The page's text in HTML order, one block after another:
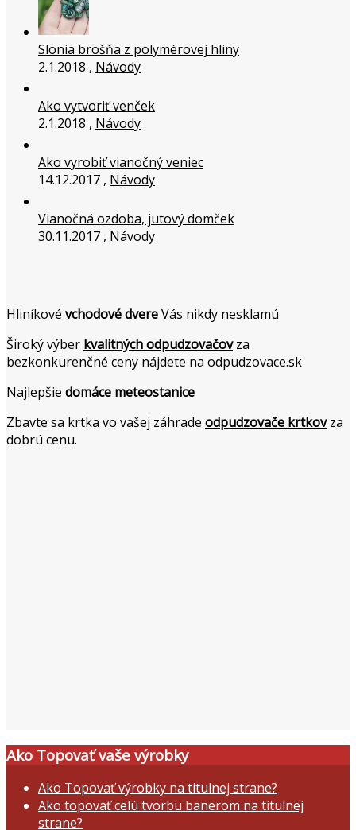
Slonia brošňa z polymérovej hliny
2.1.2018 , Návody
Ako vytvoriť venček
2.1.2018 , Návody
Ako vyrobiť vianočný veniec
14.12.2017 , Návody
Vianočná ozdoba, jutový domček
30.11.2017 , Návody
Hliníkové vchodové dvereVás nikdy nesklamú
Široký výber kvalitných odpudzovačovza
bezkonkurenčné ceny nájdete na odpudzovace.sk
Najlepšie domáce meteostanice
Zbavte sa krtka vo vašej záhrade odpudzovače krtkovza
dobrú cenu.
Ako Topovať vaše výrobky
Ako Topovať výrobky na titulnej strane?
Ako topovať celú tvorbu banerom na titulnej
strane?